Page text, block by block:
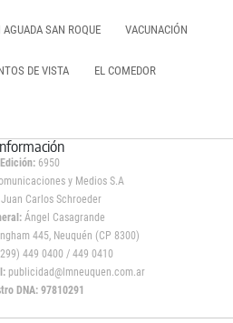
SAN ROQUE VACUNACIÓN
DE VISTA EL COMEDOR
Edición: 6950
y Medios S.A
Juan Carlos Schroeder
Ángel Casagrande
445, Neuquén (CP 8300)
449 0400 / 449 0410
publicidad@lmneuquen.com.ar
DNA: 97810291